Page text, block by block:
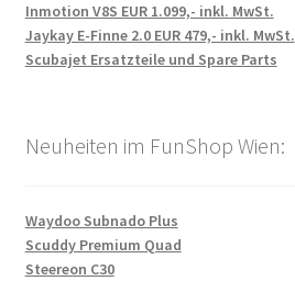
Inmotion V8S EUR 1.099,- inkl. MwSt.
Jaykay E-Finne 2.0 EUR 479,- inkl. MwSt.
Scubajet Ersatzteile und Spare Parts
Neuheiten im FunShop Wien:
Waydoo Subnado Plus
Scuddy Premium Quad
Steereon C30